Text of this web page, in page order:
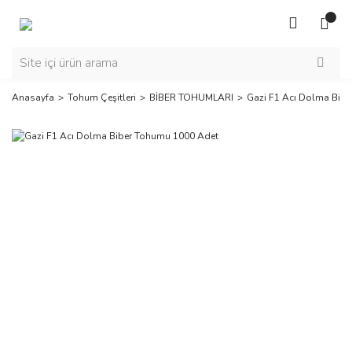
Anasayfa Tohum Çeşitleri BİBER TOHUMLARI Gazi F1 Acı Dolma